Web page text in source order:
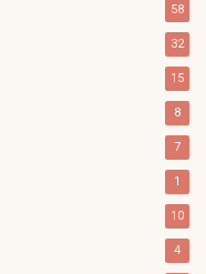
58
32
15
8
7
1
10
4